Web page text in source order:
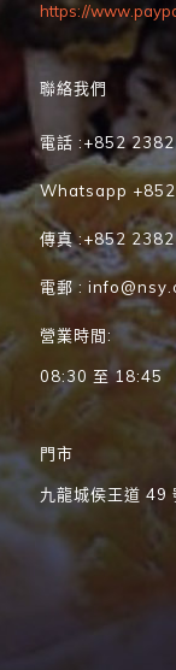
https://
聯絡我們
電話 :+852
Whatsapp
傳真 :+852
電郵 :
營業時間:
08:30 至 18:45
門市
九龍城侯王道 49